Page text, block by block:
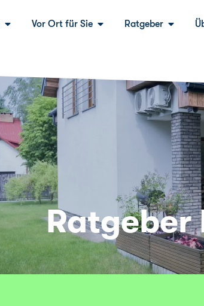
Vor Ort für Sie Ratgeber
Ratgeber